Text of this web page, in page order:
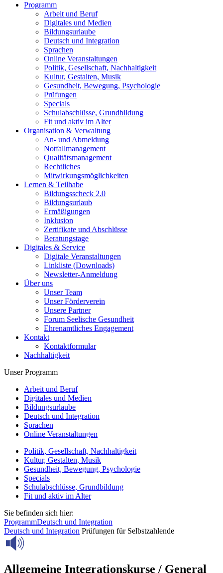
Programm
Arbeit und Beruf
Digitales und Medien
Bildungsurlaube
Deutsch und Integration
Sprachen
Online Veranstaltungen
Politik, Gesellschaft, Nachhaltigkeit
Kultur, Gestalten, Musik
Gesundheit, Bewegung, Psychologie
Prüfungen
Specials
Schulabschlüsse, Grundbildung
Fit und aktiv im Alter
Organisation & Verwaltung
An- und Abmeldung
Notfallmanagement
Qualitätsmanagement
Rechtliches
Mitwirkungsmöglichkeiten
Lernen & Teilhabe
Bildungsscheck 2.0
Bildungsurlaub
Ermäßigungen
Inklusion
Zertifikate und Abschlüsse
Beratungstage
Digitales & Service
Digitale Veranstaltungen
Linkliste (Downloads)
Newsletter-Anmeldung
Über uns
Unser Team
Unser Förderverein
Unsere Partner
Forum Seelische Gesundheit
Ehrenamtliches Engagement
Kontakt
Kontaktformular
Nachhaltigkeit
Unser Programm
Arbeit und Beruf
Digitales und Medien
Bildungsurlaube
Deutsch und Integration
Sprachen
Online Veranstaltungen
Politik, Gesellschaft, Nachhaltigkeit
Kultur, Gestalten, Musik
Gesundheit, Bewegung, Psychologie
Specials
Schulabschlüsse, Grundbildung
Fit und aktiv im Alter
Sie befinden sich hier:
ProgrammDeutsch und Integration
Deutsch und Integration Prüfungen für Selbstzahlende
Allgemeine Integrationskurse / General